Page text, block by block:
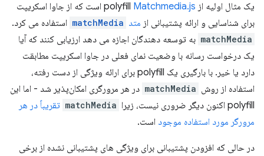
یک مثال اولیه از polyfill Matchmedia.js
است که از جاوا اسکریپت
برای شناسایی و ارائه پشتیبانی از متد matchMedia استفاده می کرد.
matchMedia به توسعه دهندگان اجازه می دهد ارزیابی کنند که آیا
یک درخواست رسانه با وضعیت نمای فعلی در جاوا اسکریپت مطابقت
دارد یا خیر. با بارگیری یک polyfill برای ارائه ویژگی از دست رفته،
استفاده از روش matchMedia در هر مرورگری امکان‌پذیر شد - اما این
polyfill اکنون دیگر ضروری نیست، زیرا
matchMedia تقریباً در هر
مرورگر مورد استفاده موجود است.
در حالی که افزودن پشتیبانی برای ویژگی های پشتیبانی نشده از برخی